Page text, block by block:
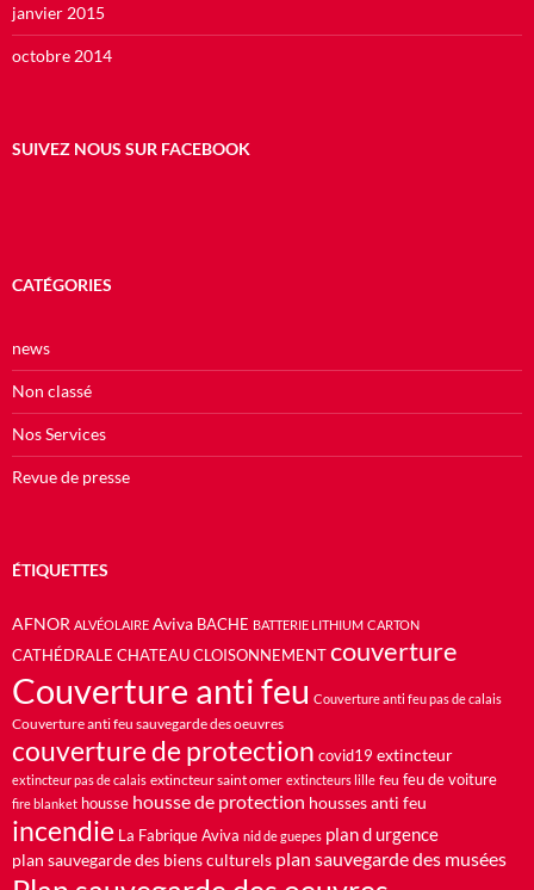
janvier 2015
octobre 2014
SUIVEZ NOUS SUR FACEBOOK
CATÉGORIES
news
Non classé
Nos Services
Revue de presse
ÉTIQUETTES
AFNOR ALVÉOLAIRE Aviva BACHE BATTERIE LITHIUM CARTON
CATHÉDRALE CHATEAU CLOISONNEMENT couverture
Couverture anti feu Couverture anti feu pas de calais
Couverture anti feu sauvegarde des oeuvres
couverture de protection covid19 extincteur
extincteur pas de calais extincteur saint omer extincteurs lille feu feu de voiture
fire blanket housse housse de protection housses anti feu
incendie La Fabrique Aviva nid de guepes plan d urgence
plan sauvegarde des biens culturels plan sauvegarde des musées